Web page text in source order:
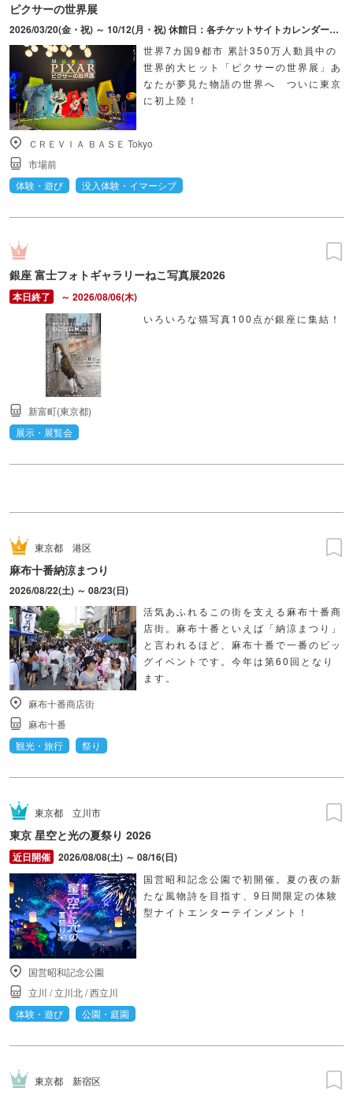
ピクサーの世界展
2026/03/20(金・祝) ～ 10/12(月・祝) 休館日：各チケットサイトカレンダーにてご確認ください。
世界7カ国9都市 累計350万人動員中の
世界的大ヒット「ピクサーの世界展」あ
なたが夢見た物語の世界へ ついに東京
に初上陸！
ＣＲＥＶＩＡ ＢＡＳＥ Tokyo
市場前
体験・遊び
没入体験・イマーシブ
銀座 富士フォトギャラリーねこ写真展2026
～ 2026/08/06(木)
いろいろな猫写真100点が銀座に集結！
新富町(東京都)
展示・展覧会
東京都 港区
麻布十番納涼まつり
2026/08/22(土) ～ 08/23(日)
活気あふれるこの街を支える麻布十番商
店街。麻布十番といえば「納涼まつり」
と言われるほど、麻布十番で一番のビッ
グイベントです。今年は第60回となり
ます。
麻布十番商店街
麻布十番
観光・旅行
祭り
東京都 立川市
東京 星空と光の夏祭り 2026
2026/08/08(土) ～ 08/16(日)
国営昭和記念公園で初開催。夏の夜の新
たな風物詩を目指す、9日間限定の体験
型ナイトエンターテインメント！
国営昭和記念公園
立川 /立川北/西立川
体験・遊び
公園・庭園
東京都 新宿区